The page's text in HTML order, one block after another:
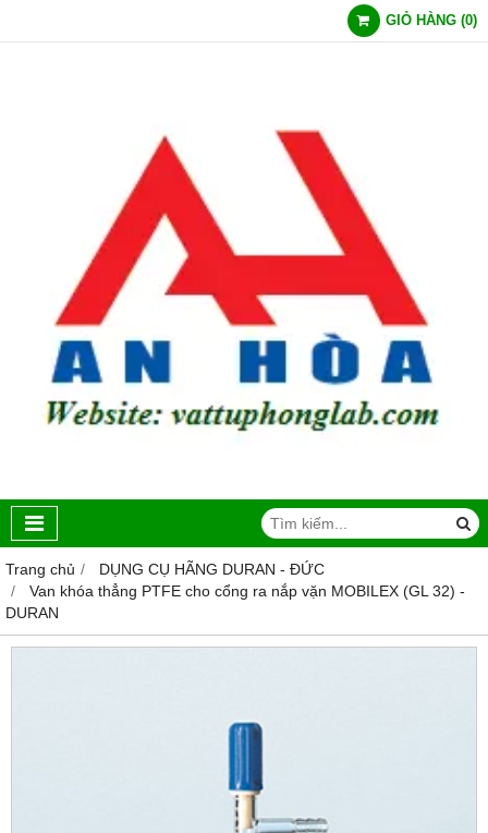
GIỎ HÀNG (0)
Trang chủ
DỤNG CỤ HÃNG DURAN - ĐỨC
Van khóa thẳng PTFE cho cổng ra nắp vặn MOBILEX (GL 32) -
DURAN